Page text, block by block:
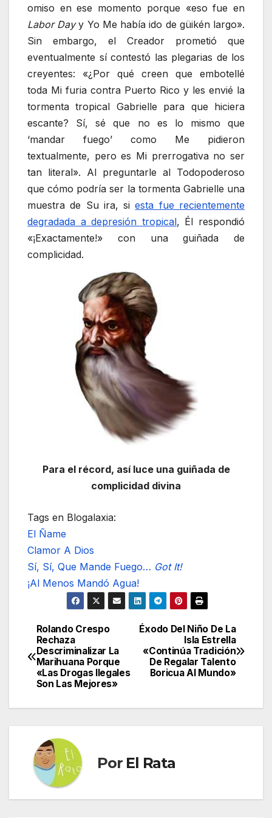
omiso en ese momento porque «eso fue en
Labor Dayy Yo Me había ido de güikén largo».
Sin embargo, el Creador prometió que
eventualmente sí contestó las plegarias de los
creyentes: «¿Por qué creen que embotellé
toda Mi furia contra Puerto Rico y les envié la
tormenta tropical Gabrielle para que hiciera
escante? Sí, sé que no es lo mismo que
‘mandar fuego’ como Me pidieron
textualmente, pero es Mi prerrogativa no ser
tan literal». Al preguntarle al Todopoderoso
que cómo podría ser la tormenta Gabrielle una
muestra de Su ira, siesta fue recientemente
degradada a depresión tropical, Él respondió
«¡Exactamente!» con una guiñada de
complicidad.
Para el récord, así luce una guiñada de
complicidad divina
Tags en Blogalaxia:
El Ñame
Clamor A Dios
Sí, Sí, Que Mande Fuego… Got It!
¡Al Menos Mandó Agua!
Navegación
de
entradas
Éxodo Del Niño De La
Isla Estrella
«Continúa Tradición
De Regalar Talento
Boricua Al Mundo»
Rolando Crespo
Rechaza
Descriminalizar La
Marihuana Porque
«Las Drogas Ilegales
Son Las Mejores»
Por El Rata